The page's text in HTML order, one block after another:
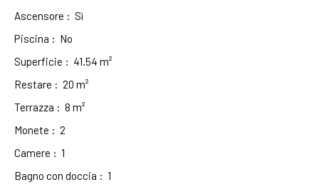
Ascensore : Sì
Piscina : No
Superficie : 41.54 m²
Restare : 20 m²
Terrazza : 8 m²
Monete : 2
Camere : 1
Bagno con doccia : 1